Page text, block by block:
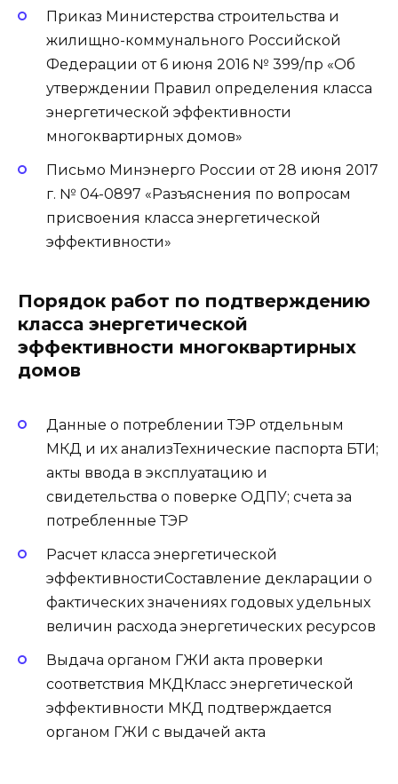
Приказ Министерства строительства и
жилищно-коммунального Российской
Федерации от 6 июня 2016 № 399/пр «Об
утверждении Правил определения класса
энергетической эффективности
многоквартирных домов»
Письмо Минэнерго России от 28 июня 2017
г. № 04-0897 «Разъяснения по вопросам
присвоения класса энергетической
эффективности»
Порядок работ по подтверждению
класса энергетической
эффективности многоквартирных
домов
Данные о потреблении ТЭР отдельным
МКД и их анализТехнические паспорта БТИ;
акты ввода в эксплуатацию и
свидетельства о поверке ОДПУ; счета за
потребленные ТЭР
Расчет класса энергетической
эффективностиСоставление декларации о
фактических значениях годовых удельных
величин расхода энергетических ресурсов
Выдача органом ГЖИ акта проверки
соответствия МКДКласс энергетической
эффективности МКД подтверждается
органом ГЖИ c выдачей акта